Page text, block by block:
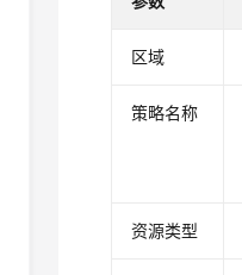
区域
策略名称
资源类型